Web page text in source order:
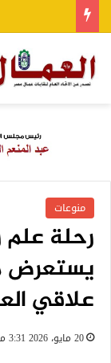
منوعات
رحلة علم
يستعرض
علاقي
20 مايو، 2026 3:31 مساءً